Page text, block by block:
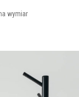
wymiar